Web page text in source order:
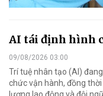
AI tái định hình
09/08/2026 03:00
Trí tuệ nhân tạo (AI)
chức vận hành, đồng